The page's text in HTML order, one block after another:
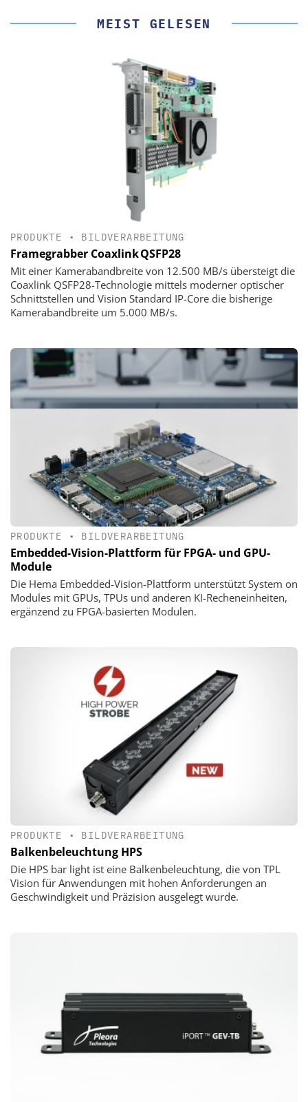
MEIST GELESEN
PRODUKTE • BILDVERARBEITUNG
Framegrabber Coaxlink QSFP28
Mit einer Kamerabandbreite von 12.500 MB/s übersteigt die
Coaxlink QSFP28-Technologie mittels moderner optischer
Schnittstellen und Vision Standard IP-Core die bisherige
Kamerabandbreite um 5.000 MB/s.
PRODUKTE • BILDVERARBEITUNG
Embedded-Vision-Plattform für FPGA- und GPU-
Module
Die Hema Embedded-Vision-Plattform unterstützt System on
Modules mit GPUs, TPUs und anderen KI-Recheneinheiten,
ergänzend zu FPGA-basierten Modulen.
PRODUKTE • BILDVERARBEITUNG
Balkenbeleuchtung HPS
Die HPS bar light ist eine Balkenbeleuchtung, die von TPL
Vision für Anwendungen mit hohen Anforderungen an
Geschwindigkeit und Präzision ausgelegt wurde.